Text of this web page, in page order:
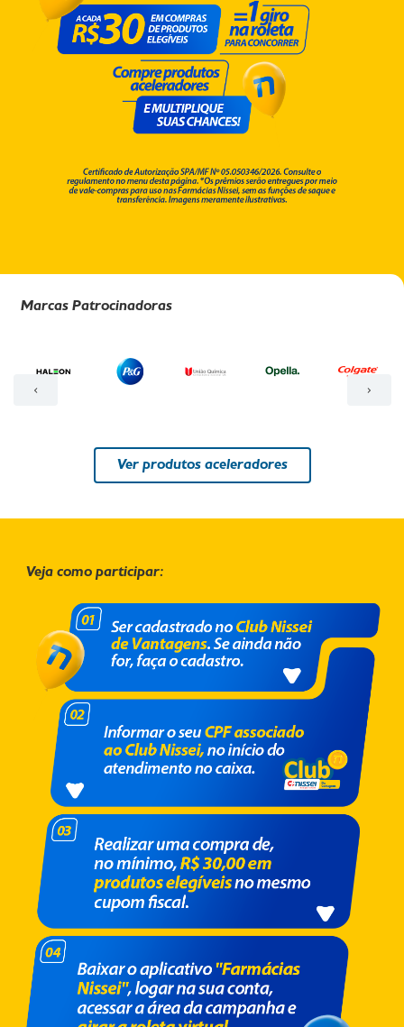
Marcas Patrocinadoras
Ver produtos aceleradores
Veja como participar: